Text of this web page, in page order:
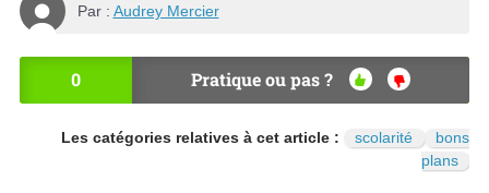
Par : Audrey Mercier
0 Pratique ou pas ?
OU
NO
N
Les catégories relatives à cet article : scolarité
bons
plans